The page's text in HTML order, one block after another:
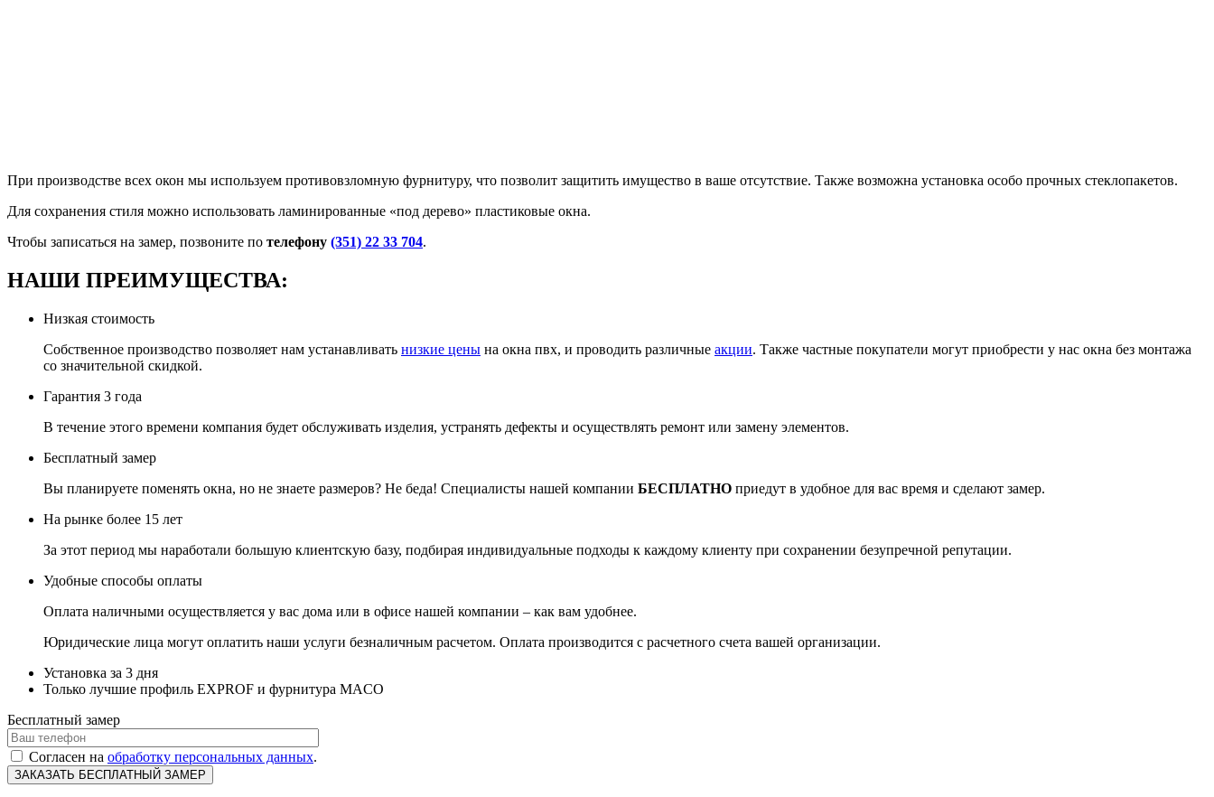
При производстве всех окон мы используем противовзломную фурнитуру, что позволит защитить имущество в ваше отсутствие. Также возможна установка особо прочных стеклопакетов.
Для сохранения стиля можно использовать ламинированные «под дерево» пластиковые окна.
Чтобы записаться на замер, позвоните по телефону (351) 22 33 704.
НАШИ ПРЕИМУЩЕСТВА:
Низкая стоимость
Собственное производство позволяет нам устанавливать низкие цены на окна пвх, и проводить различные акции. Также частные покупатели могут приобрести у нас окна без монтажа
со значительной скидкой.
Гарантия 3 года
В течение этого времени компания будет обслуживать изделия, устранять дефекты и осуществлять ремонт или замену элементов.
Бесплатный замер
Вы планируете поменять окна, но не знаете размеров? Не беда! Специалисты нашей компании БЕСПЛАТНО приедут в удобное для вас время и сделают замер.
На рынке более 15 лет
За этот период мы наработали большую клиентскую базу, подбирая индивидуальные подходы к каждому клиенту при сохранении безупречной репутации.
Удобные способы оплаты
Оплата наличными осуществляется у вас дома или в офисе нашей компании – как вам удобнее.
Юридические лица могут оплатить наши услуги безналичным расчетом. Оплата производится с расчетного счета вашей организации.
Установка за 3 дня
Только лучшие профиль EXPROF и фурнитура MACO
Бесплатный замер
Согласен на обработку персональных данных.